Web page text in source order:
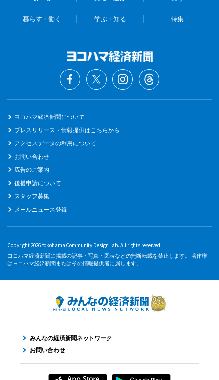
暮らす・働く 学ぶ・知る 特集
ヨコハマ経済新聞について
プレスリリース・情報提供はこちらから
アクセスデータの利用について
お問い合わせ
広告のご案内
後援申請について
スタッフ募集
メールニュース登録
Copyright 2026 Yokohama Community Design Lab. All rights reserved.
ヨコハマ経済新聞に掲載の記事・写真・図表などの無断転載を禁止します。 著作権
はヨコハマ経済新聞またはその情報提供者に属します。
みんなの経済新聞ネットワーク
お問い合わせ